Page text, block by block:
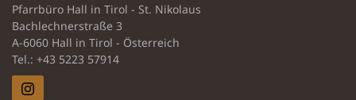
Pfarrbüro Hall in Tirol - St. Nikolaus
Bachlechnerstraße 3
A-6060 Hall in Tirol - Österreich
Tel.: +43 5223 57914